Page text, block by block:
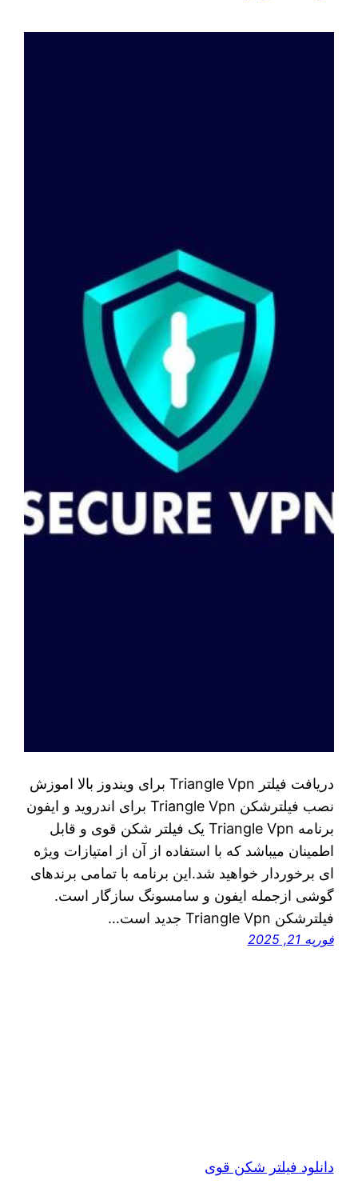
دریافت فیلتر Triangle Vpn برای ویندوز بالا اموزش
نصب فیلترشکن Triangle Vpn برای اندروید و ایفون
برنامه Triangle Vpn یک فیلتر شکن قوی و قابل
اطمینان میباشد که با استفاده از آن از امتیازات ویژه
ای برخوردار خواهید شد.این برنامه با تمامی برندهای
گوشی ازجمله ایفون و سامسونگ سازگار است.
فیلترشکن Triangle Vpn جدید است…
فوریه 21, 2025
دانلود فیلتر شکن قوی